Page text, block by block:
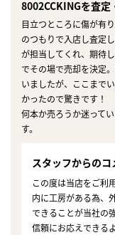
8002CCKINGを査
目立つところに傷が有
のつもりで入店し査定
が担当してくれ、期待
でその場で売却を決定
いましたが、ここまで
かったので驚きです！
何本か売ろうか迷って
す。
スタッフからのコ
この度は当店をご利
内に工房がある為、
できることが当社の
信頼にお応えできる